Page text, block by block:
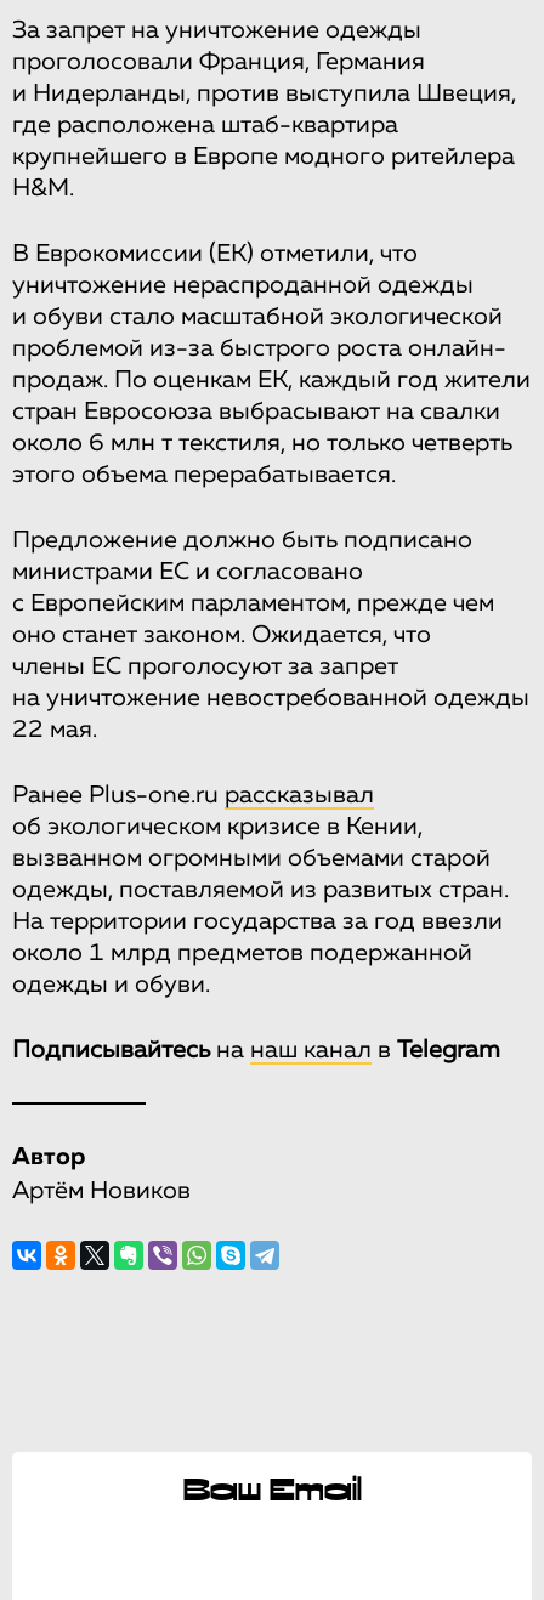
За запрет на уничтожение одежды
проголосовали Франция, Германия
и Нидерланды, против выступила Швеция,
где расположена штаб-квартира
крупнейшего в Европе модного ритейлера
H&M.
В Еврокомиссии (ЕК) отметили, что
уничтожение нераспроданной одежды
и обуви стало масштабной экологической
проблемой из-за быстрого роста онлайн-
продаж. По оценкам ЕК, каждый год жители
стран Евросоюза выбрасывают на свалки
около 6 млн т текстиля, но только четверть
этого объема перерабатывается.
Предложение должно быть подписано
министрами ЕС и согласовано
с Европейским парламентом, прежде чем
оно станет законом. Ожидается, что
члены ЕС проголосуют за запрет
на уничтожение невостребованной одежды
22 мая.
Ранее Plus-one.ru рассказывал
об экологическом кризисе в Кении,
вызванном огромными объемами старой
одежды, поставляемой из развитых стран.
На территории государства за год ввезли
около 1 млрд предметов подержанной
одежды и обуви.
Подписывайтесьна наш канал в Telegram
Автор
Артём Новиков
Ваш Email